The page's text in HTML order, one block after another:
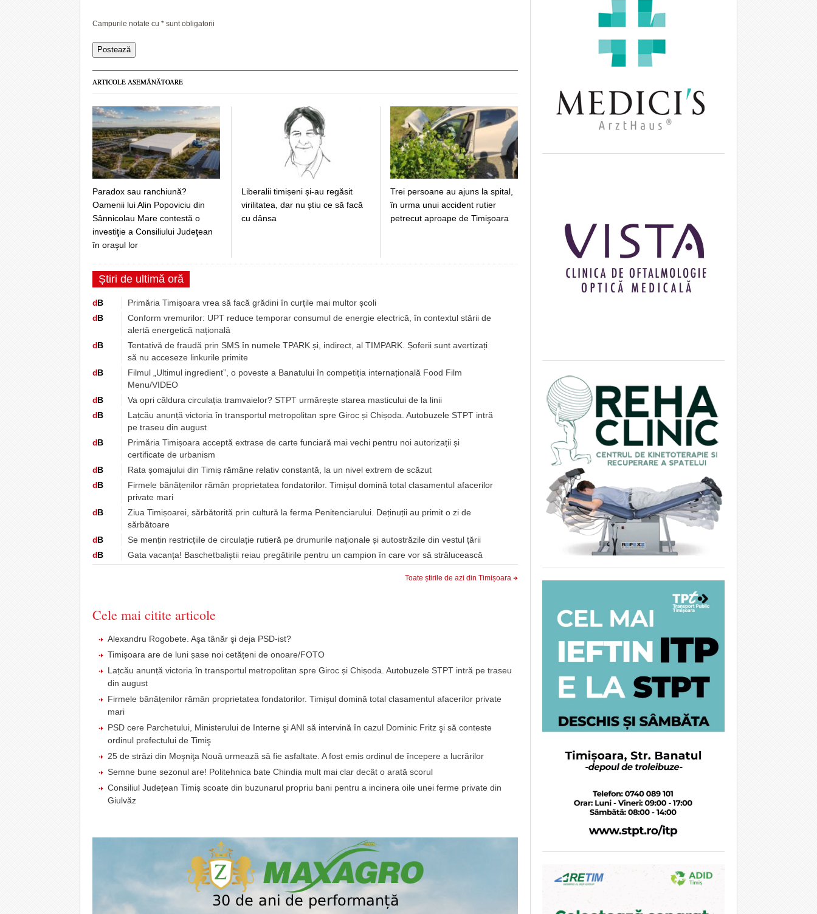
Campurile notate cu * sunt obligatorii
ARTICOLE ASEMĂNĂTOARE
Paradox sau ranchiună?
Oamenii lui Alin Popoviciu din
Sânnicolau Mare contestă o
investiţie a Consiliului Judeţean
în oraşul lor
Liberalii timișeni și-au regăsit
virilitatea, dar nu știu ce să facă
cu dânsa
Trei persoane au ajuns la spital,
în urma unui accident rutier
petrecut aproape de Timişoara
Știri de ultimă oră
dB
Primăria Timișoara vrea să facă grădini în curțile mai multor școli
dB
Conform vremurilor: UPT reduce temporar consumul de energie electrică, în contextul stării de
alertă energetică națională
dB
Tentativă de fraudă prin SMS în numele TPARK și, indirect, al TIMPARK. Șoferii sunt avertizați
să nu acceseze linkurile primite
dB
Filmul „Ultimul ingredient”, o poveste a Banatului în competiția internațională Food Film
Menu/VIDEO
dB
Va opri căldura circulația tramvaielor? STPT urmărește starea masticului de la linii
dB
Lațcău anunță victoria în transportul metropolitan spre Giroc și Chișoda. Autobuzele STPT intră
pe traseu din august
dB
Primăria Timișoara acceptă extrase de carte funciară mai vechi pentru noi autorizații și
certificate de urbanism
dB
Rata șomajului din Timiș rămâne relativ constantă, la un nivel extrem de scăzut
dB
Firmele bănățenilor rămân proprietatea fondatorilor. Timișul domină total clasamentul afacerilor
private mari
dB
Ziua Timișoarei, sărbătorită prin cultură la ferma Penitenciarului. Deținuții au primit o zi de
sărbătoare
dB
Se mențin restricțiile de circulație rutieră pe drumurile naționale și autostrăzile din vestul țării
dB Gata vacanța! Baschetbaliștii reiau pregătirile pentru un campion în care vor să strălucească
Toate știrile de azi din Timișoara
Cele mai citite articole
Alexandru Rogobete. Aşa tânăr şi deja PSD-ist?
Timișoara are de luni șase noi cetățeni de onoare/FOTO
Lațcău anunță victoria în transportul metropolitan spre Giroc și Chișoda. Autobuzele STPT intră pe traseu
din august
Firmele bănățenilor rămân proprietatea fondatorilor. Timișul domină total clasamentul afacerilor private
mari
PSD cere Parchetului, Ministerului de Interne şi ANI să intervină în cazul Dominic Fritz şi să conteste
ordinul prefectului de Timiş
25 de străzi din Moşniţa Nouă urmează să fie asfaltate. A fost emis ordinul de începere a lucrărilor
Semne bune sezonul are! Politehnica bate Chindia mult mai clar decât o arată scorul
Consiliul Județean Timiș scoate din buzunarul propriu bani pentru a incinera oile unei ferme private din
Giulvăz